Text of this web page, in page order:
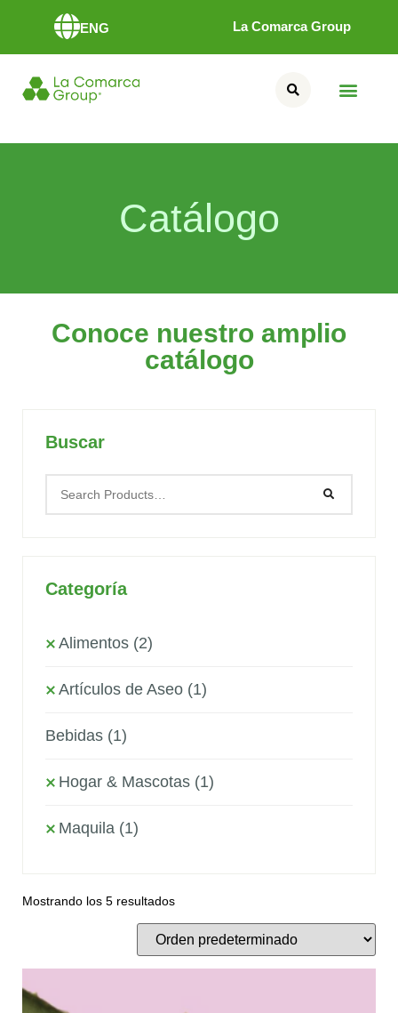
ENG La Comarca Group
Catálogo
Conoce nuestro amplio
catálogo
Buscar
Categoría
Alimentos (2)
Artículos de Aseo (1)
Bebidas (1)
Hogar & Mascotas (1)
Maquila (1)
Mostrando los 5 resultados